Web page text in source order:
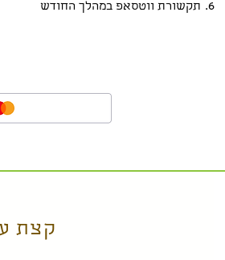
תקשורת ווטסאפ במהלך החודש
קצת